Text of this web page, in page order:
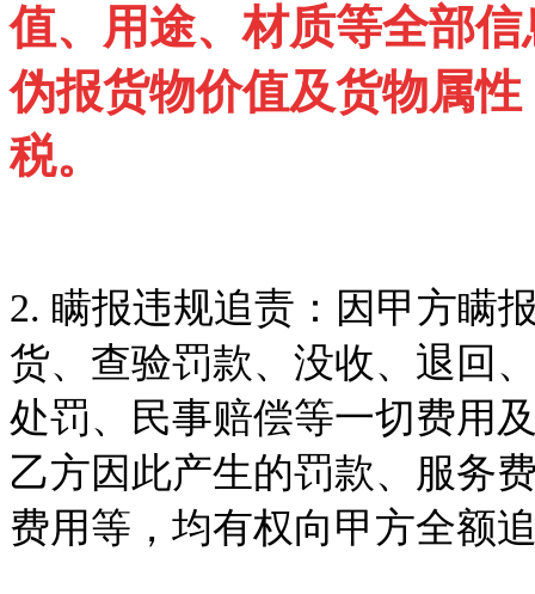
值、用途、材质等全部
伪报货物价值及货物属
税。
2. 瞒报违规追责 ：因甲方瞒
货、查验罚款、没收、退回
处罚、民事赔偿等一切费用
乙方因此产生的罚款、服务
费用等，均有权向甲方全额